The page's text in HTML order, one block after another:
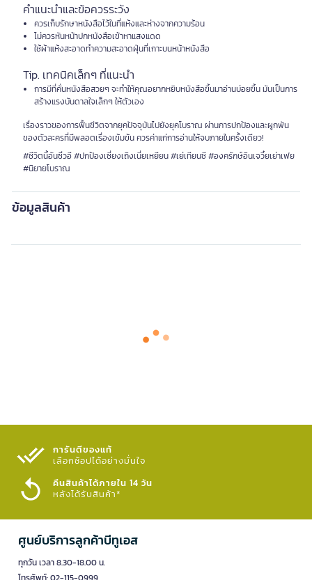
คำแนะนำและข้อควรระวัง
ควรเก็บรักษาหนังสือไว้ในที่แห้งและห่างจากความร้อน
ไม่ควรหันหน้าปกหนังสือเข้าหาแสงแดด
ใช้ผ้าแห้งสะอาดทำความสะอาดฝุ่นที่เกาะบนหน้าหนังสือ
Tip. เทคนิคเล็กๆ ที่แนะนำ
การมีที่คั่นหนังสือสวยๆ จะทำให้คุณอยากหยิบหนังสือขึ้นมาอ่านบ่อยขึ้น มันเป็นการ
สร้างแรงบันดาลใจเล็กๆ ให้ตัวเอง
เรื่องราวของการฟื้นชีวิตจากยุคปัจจุบันไปยังยุคโบราณ ผ่านการปกป้องและผูกพัน
ของตัวละครที่มีพลอตเรื่องเข้มข้น ควรค่าแก่การอ่านให้จบภายในครั้งเดียว!
#ชีวิตนี้อันซิ่วอี #ปกป้องเซี่ยงเถิงเนี่ยเหยียน #เย่เทียนซี #องครักษ์อินเจวี๋ยเย่าเฟย
#นิยายโบราณ
ข้อมูลสินค้า
การันตีของแท้
เลือกช้อปได้อย่างมั่นใจ​
คืนสินค้าได้ภายใน 14 วัน
หลังได้รับสินค้า*
ศูนย์บริการลูกค้าบีทูเอส
ทุกวัน เวลา 8.30-18.00 น.